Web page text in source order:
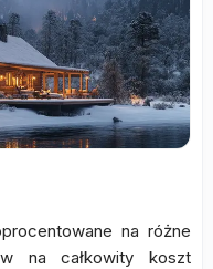
na różne
na całkowity koszt